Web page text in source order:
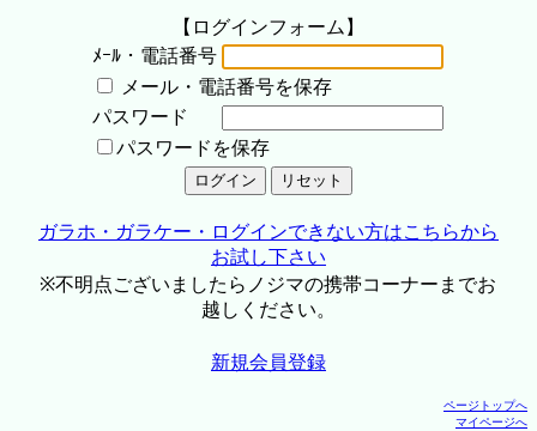
【ログインフォーム】
ﾒｰﾙ・電話番号
メール・電話番号を保存
パスワード
パスワードを保存
ガラホ・ガラケー・ログインできない方はこちらから
お試し下さい
※不明点ございましたらノジマの携帯コーナーまでお
越しください。
新規会員登録
ページトップへ
マイページへ